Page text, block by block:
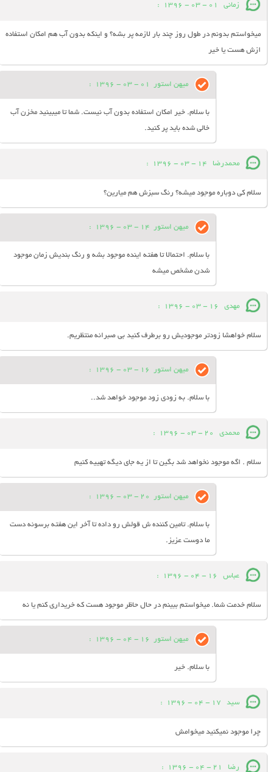
زمانی 01 - 03 - 1396
:
میخواستم بدونم در طول روز چند بار لازمه پر بشه؟ و اینکه بدون آب هم امکان استفاده
ازش هست یا خیر
میهن استور 01 - 03 - 1396
:
با سلام. خیر امکان استفاده بدون آب نیست. شما تا میبینید مخزن آب
خالی شده باید پر کنید.
محمدرضا 14 - 03 - 1396
:
سلام کی دوباره موجود میشه؟ رنگ سبزش هم میارین؟
میهن استور 14 - 03 - 1396
:
با سلام. احتمالا تا هفته اینده موجود بشه و رنگ بندیش زمان موجود
شدن مشخص میشه
مهدی 16 - 03 - 1396
:
سلام خواهشا زودتر موجودیش رو برطرف کنید بی صبرانه منتظریم.
میهن استور 16 - 03 - 1396
:
با سلام. به زودی زود موجود خواهد شد..
محمدی 20 - 03 - 1396
:
سلام . اگه موجود نخواهد شد بگین تا از یه جای دیگه تهییه کنیم
میهن استور 20 - 03 - 1396
:
با سلام. تامین کننده ش قولش رو داده تا آخر این هفته برسونه دست
ما دوست عزیز.
عباس 16 - 04 - 1396
:
سلام خدمت شما. میخواستم ببینم در حال حاظر موجود هست که خریداری کنم یا نه
میهن استور 16 - 04 - 1396
:
با سلام. خیر
سید 17 - 04 - 1396
:
چرا موجود نمیکنید میخوامش
رضا 21 - 04 - 1396
: